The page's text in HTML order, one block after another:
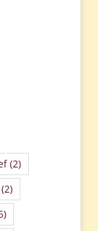
(2)
(2)